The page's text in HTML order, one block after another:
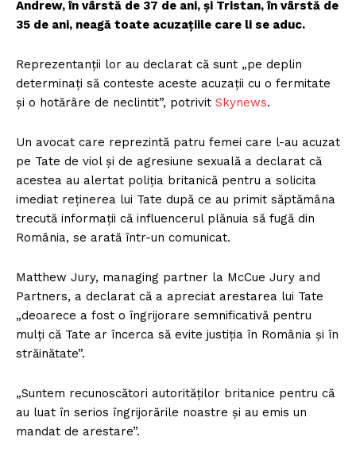
Andrew, în vârstă de 37 de ani, și Tristan, în vârstă de
35 de ani, neagă toate acuzațiile care li se aduc.
Reprezentanții lor au declarat că sunt „pe deplin
determinați să conteste aceste acuzații cu o fermitate
și o hotărâre de neclintit”, potrivit Skynews.
Un avocat care reprezintă patru femei care l-au acuzat
pe Tate de viol și de agresiune sexuală a declarat că
acestea au alertat poliția britanică pentru a solicita
imediat reținerea lui Tate după ce au primit săptămâna
trecută informații că influencerul plănuia să fugă din
România, se arată într-un comunicat.
Matthew Jury, managing partner la McCue Jury and
Partners, a declarat că a apreciat arestarea lui Tate
„deoarece a fost o îngrijorare semnificativă pentru
mulți că Tate ar încerca să evite justiția în România și în
străinătate”.
„Suntem recunoscători autorităților britanice pentru că
au luat în serios îngrijorările noastre și au emis un
mandat de arestare”.